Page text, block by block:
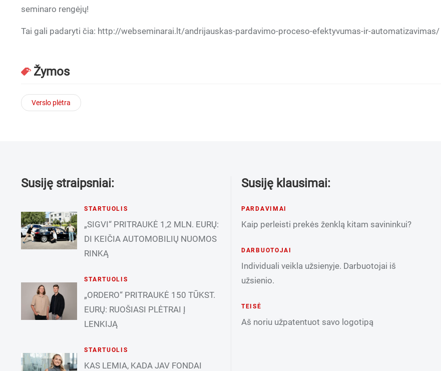
seminaro rengėjų!
Tai gali padaryti čia: http://webseminarai.lt/andrijauskas-pardavimo-proceso-efektyvumas-ir-automatizavimas/
Žymos
Verslo plėtra
Susiję straipsniai:
STARTUOLIS
„SIGVI“ PRITRAUKĖ 1,2 MLN. EURŲ:
DI KEIČIA AUTOMOBILIŲ NUOMOS
RINKĄ
STARTUOLIS
„ORDERO“ PRITRAUKĖ 150 TŪKST.
EURŲ: RUOŠIASI PLĖTRAI Į
LENKIJĄ
STARTUOLIS
KAS LEMIA, KADA JAV FONDAI
Susiję klausimai:
PARDAVIMAI
Kaip perleisti prekės ženklą kitam savininkui?
DARBUOTOJAI
Individuali veikla užsienyje. Darbuotojai iš
užsienio.
TEISĖ
Aš noriu užpatentuot savo logotipą